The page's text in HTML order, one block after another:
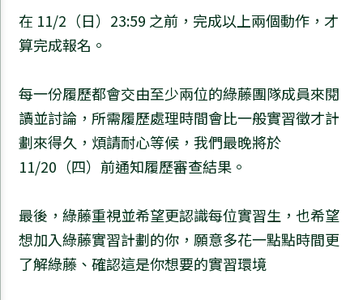
在 11/2（日）23:59 之前，完成以上兩個動作，才
算完成報名。
每一份履歷都會交由至少兩位的綠藤團隊成員來閱
讀並討論，所需履歷處理時間會比一般實習徵才計
劃來得久，煩請耐心等候，我們最晚將於
11/20（四）前通知履歷審查結果。
最後，綠藤重視並希望更認識每位實習生，也希望
想加入綠藤實習計劃的你，願意多花一點點時間更
了解綠藤、確認這是你想要的實習環境